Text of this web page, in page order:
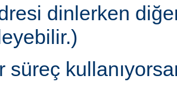
dinlerken
süreç